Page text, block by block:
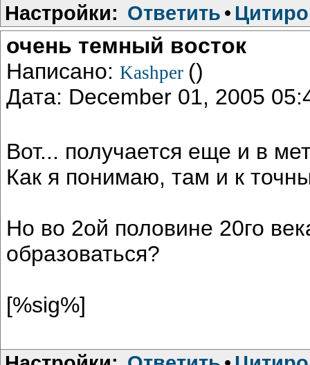
Настройки: Ответить •
очень темный восток
Написано: Kashper ()
Дата: December 01, 2005
Вот... получается еще и в
Как я понимаю, там и к
Но во 2ой половине 20го
образоваться?
[%sig%]